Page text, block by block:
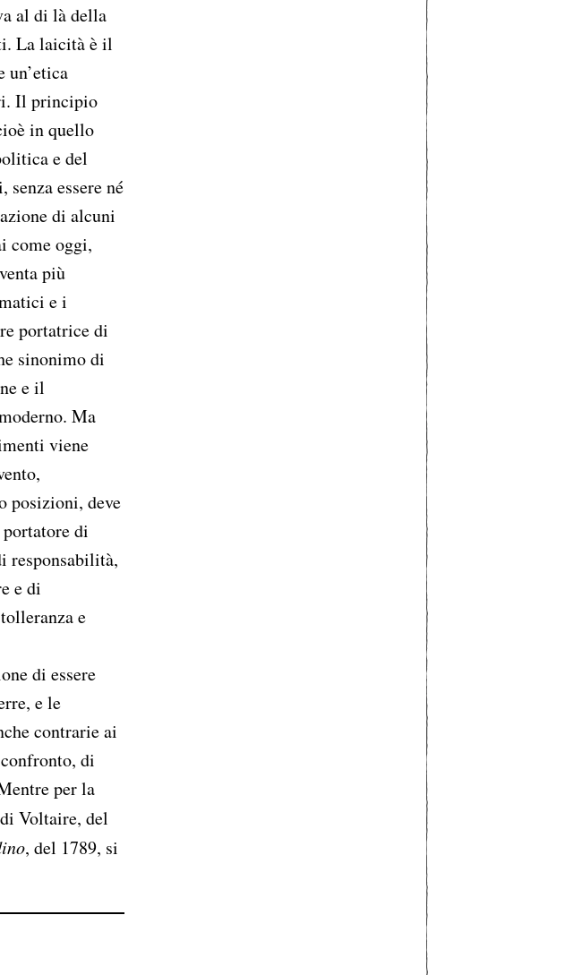
al di là della
La laicità è il
Il principio
in quello
e del
essere né
di alcuni
come oggi,
più
e i
portatrice di
sinonimo di
e il
Ma
viene
posizioni, deve
di
responsabilità,
e di
e
di essere
e le
contrarie ai
di
per la
di Voltaire, del
, del 1789, si